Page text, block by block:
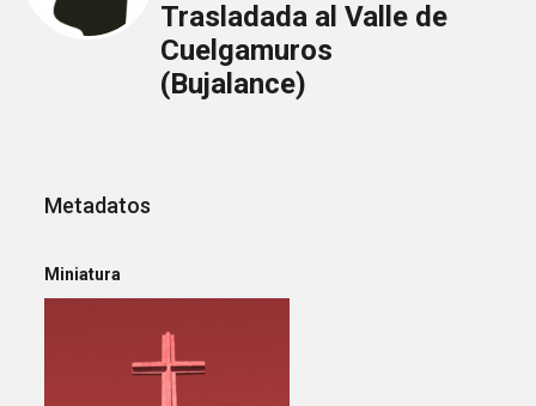
Trasladada al Valle de
Cuelgamuros
(Bujalance)
Metadatos
Miniatura